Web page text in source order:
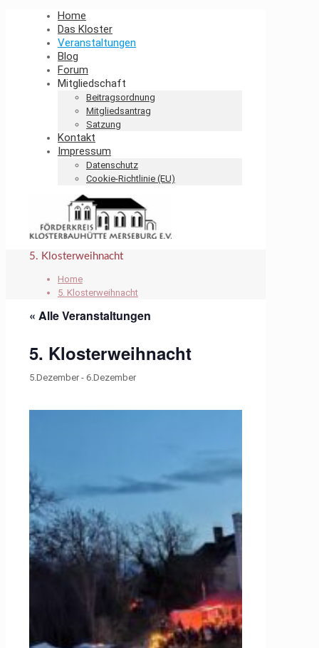
Home
Das Kloster
Veranstaltungen
Blog
Forum
Mitgliedschaft
Beitragsordnung
Mitgliedsantrag
Satzung
Kontakt
Impressum
Datenschutz
Cookie-Richtlinie (EU)
5. Klosterweihnacht
Home
5. Klosterweihnacht
« Alle Veranstaltungen
5. Klosterweihnacht
5.Dezember - 6.Dezember